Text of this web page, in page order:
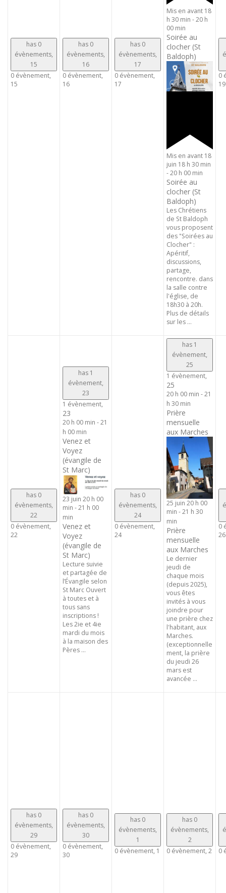
has 0
évènements,
15
0 évènement,
15
has 0
évènements,
16
0 évènement,
16
has 0
évènements,
17
0 évènement,
17
Mis en avant 18
h 30 min -20 h
00 min
Soirée au
clocher (St
Baldoph)
Mis en avant 18
juin 18 h 30 min
-20 h 00 min
Soirée au
clocher (St
Baldoph)
Les Chrétiens
de St Baldoph
vous proposent
des "Soirées au
Clocher" :
Apéritif,
discussions,
partage,
rencontre. dans
la salle contre
l'église, de
18h30 à 20h.
Plus de détails
sur les ...
0
19
has 0
évènements,
22
0 évènement,
22
has 1
évènement,
23
1 évènement,
23
20 h 00 min -21
h 00 min
Venez et
Voyez
(évangile de
St Marc)
23 juin 20 h 00
min -21 h 00
min
Venez et
Voyez
(évangile de
St Marc)
Lecture suivie
et partagée de
l’Évangile selon
St Marc Ouvert
à toutes et à
tous sans
inscriptions !
Les 2ie et 4ie
mardi du mois
à la maison des
Pères ...
has 0
évènements,
24
0 évènement,
24
has 1
évènement,
25
1 évènement,
25
20 h 00 min -21
h 30 min
Prière
mensuelle
aux Marches
25 juin 20 h 00
min -21 h 30
min
Prière
mensuelle
aux Marches
Le dernier
jeudi de
chaque mois
(depuis 2025),
vous êtes
invités à vous
joindre pour
une prière chez
l'habitant, aux
Marches.
(exceptionnelle
ment, la prière
du jeudi 26
mars est
avancée ...
0
26
has 0
évènements,
29
0 évènement,
29
has 0
évènements,
30
0 évènement,
30
has 0
évènements,
1
0 évènement, 1
has 0
évènements,
2
0 évènement, 2 0